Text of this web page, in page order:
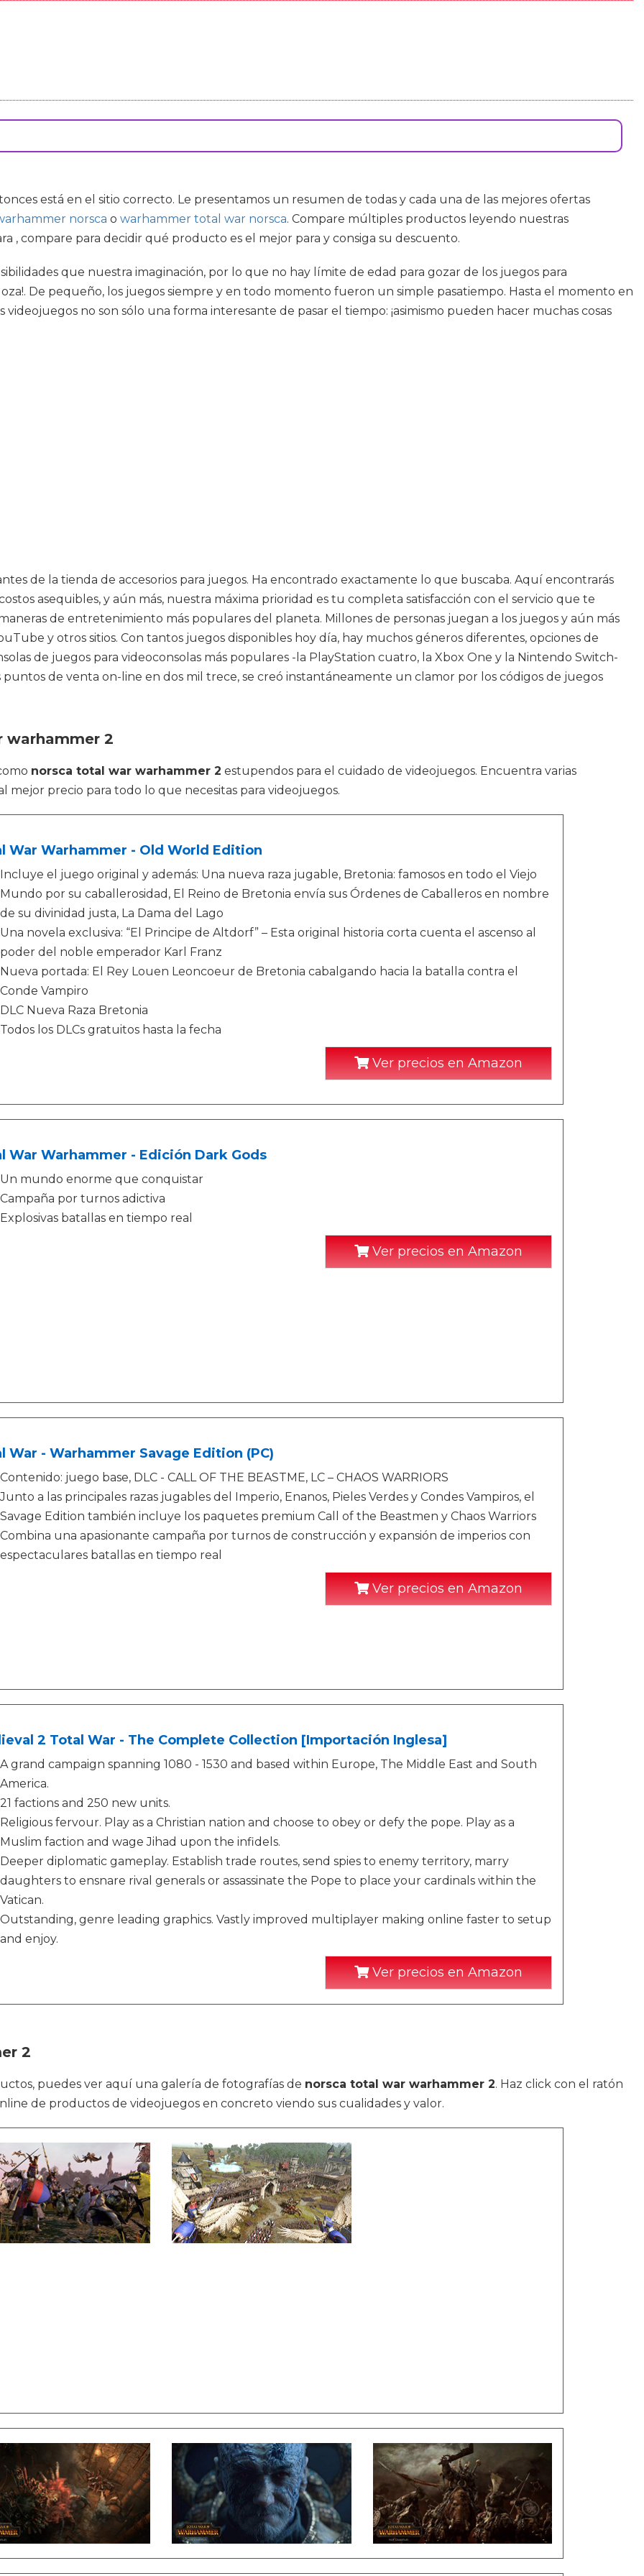
está en el sitio correcto. Le presentamos un resumen de todas y cada una de las mejores ofertas
norsca o warhammer total war norsca. Compare múltiples productos leyendo nuestras
, compare para decidir qué producto es el mejor para y consiga su descuento.
que nuestra imaginación, por lo que no hay límite de edad para gozar de los juegos para
De pequeño, los juegos siempre y en todo momento fueron un simple pasatiempo. Hasta el momento en
no son sólo una forma interesante de pasar el tiempo: ¡asimismo pueden hacer muchas cosas
de la tienda de accesorios para juegos. Ha encontrado exactamente lo que buscaba. Aquí encontrarás
asequibles, y aún más, nuestra máxima prioridad es tu completa satisfacción con el servicio que te
de entretenimiento más populares del planeta. Millones de personas juegan a los juegos y aún más
y otros sitios. Con tantos juegos disponibles hoy día, hay muchos géneros diferentes, opciones de
de juegos para videoconsolas más populares -la PlayStation cuatro, la Xbox One y la Nintendo Switch-
de venta on-line en dos mil trece, se creó instantáneamente un clamor por los códigos de juegos
warhammer 2
norsca total war warhammer 2 estupendos para el cuidado de videojuegos. Encuentra varias
mejor precio para todo lo que necesitas para videojuegos.
War Warhammer - Old World Edition
Incluye el juego original y además: Una nueva raza jugable, Bretonia: famosos en todo el Viejo
Mundo por su caballerosidad, El Reino de Bretonia envía sus Órdenes de Caballeros en nombre
de su divinidad justa, La Dama del Lago
Una novela exclusiva: “El Principe de Altdorf” – Esta original historia corta cuenta el ascenso al
poder del noble emperador Karl Franz
Nueva portada: El Rey Louen Leoncoeur de Bretonia cabalgando hacia la batalla contra el
Conde Vampiro
DLC Nueva Raza Bretonia
Todos los DLCs gratuitos hasta la fecha
Ver precios en Amazon
War Warhammer - Edición Dark Gods
Un mundo enorme que conquistar
Campaña por turnos adictiva
Explosivas batallas en tiempo real
Ver precios en Amazon
War - Warhammer Savage Edition (PC)
Contenido: juego base, DLC - CALL OF THE BEASTME, LC – CHAOS WARRIORS
Junto a las principales razas jugables del Imperio, Enanos, Pieles Verdes y Condes Vampiros, el
Savage Edition también incluye los paquetes premium Call of the Beastmen y Chaos Warriors
Combina una apasionante campaña por turnos de construcción y expansión de imperios con
espectaculares batallas en tiempo real
Ver precios en Amazon
2 Total War - The Complete Collection [Importación Inglesa]
A grand campaign spanning 1080 - 1530 and based within Europe, The Middle East and South
America.
21 factions and 250 new units.
Religious fervour. Play as a Christian nation and choose to obey or defy the pope. Play as a
Muslim faction and wage Jihad upon the infidels.
Deeper diplomatic gameplay. Establish trade routes, send spies to enemy territory, marry
daughters to ensnare rival generals or assassinate the Pope to place your cardinals within the
Vatican.
Outstanding, genre leading graphics. Vastly improved multiplayer making online faster to setup
and enjoy.
Ver precios en Amazon
2
puedes ver aquí una galería de fotografías de norsca total war warhammer 2. Haz click con el ratón
de productos de videojuegos en concreto viendo sus cualidades y valor.